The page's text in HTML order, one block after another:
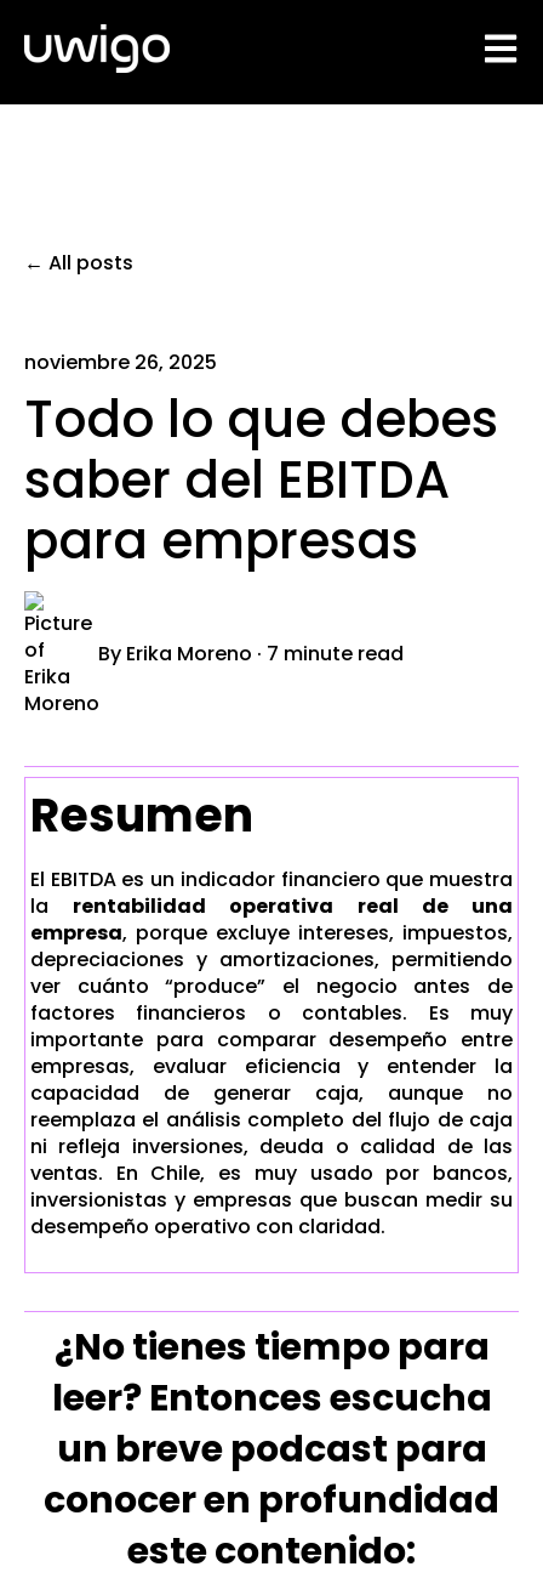
All posts
noviembre 26, 2025
Todo lo que debes
saber del EBITDA
para empresas
By Erika Moreno · 7 minute read
Resumen
El EBITDA es un indicador financiero que muestra
la rentabilidad operativa real de una
empresa, porque excluye intereses, impuestos,
depreciaciones y amortizaciones, permitiendo
ver cuánto “produce” el negocio antes de
factores financieros o contables. Es muy
importante para comparar desempeño entre
empresas, evaluar eficiencia y entender la
capacidad de generar caja, aunque no
reemplaza el análisis completo del flujo de caja
ni refleja inversiones, deuda o calidad de las
ventas. En Chile, es muy usado por bancos,
inversionistas y empresas que buscan medir su
desempeño operativo con claridad.
¿No tienes tiempo para
leer? Entonces escucha
un breve podcast para
conocer en profundidad
este contenido: